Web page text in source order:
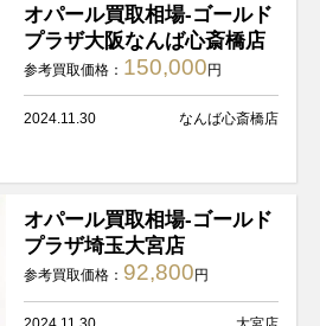
オパール買取相場-ゴールド
プラザ大阪なんば心斎橋店
参考買取価格： 150,000 円
2024.11.30 なんば心斎橋店
オパール買取相場-ゴールド
プラザ埼玉大宮店
参考買取価格： 92,800 円